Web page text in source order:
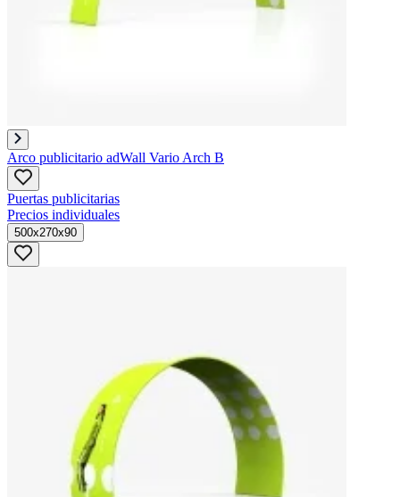
Arco publicitario adWall Vario Arch B
Puertas publicitarias
Precios individuales
500x270x90